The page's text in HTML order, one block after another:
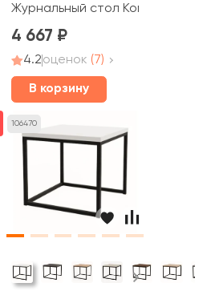
Журнальный стол Комфорт
4 667
4.2оценок (7)
В корзину
106470